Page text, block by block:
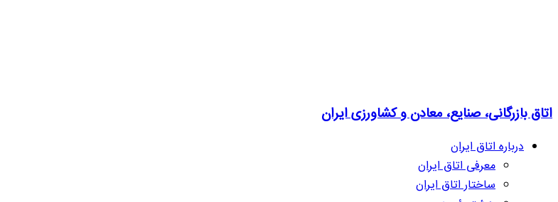
اتاق بازرگانی، صنایع، معادن و کشاورزی ایران
درباره اتاق ایران
معرفی اتاق ایران
ساختار اتاق ایران